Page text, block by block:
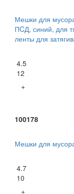
Мешки для
ПCД, синий, для
ленты для
4.5
12
+
100178
Мешки для
4.7
10
+